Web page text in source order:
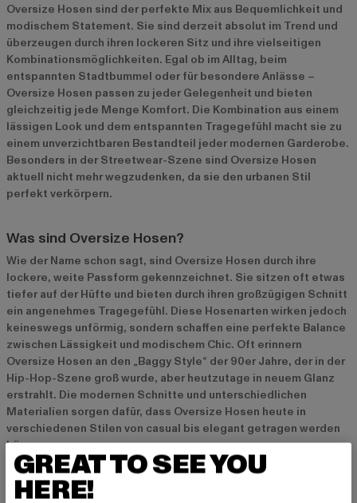
Oversize Hosen sind der perfekte Mix aus Bequemlichkeit und
modischem Statement. Sie sind derzeit absolut im Trend und
überzeugen durch ihren lockeren Sitz und ihre vielseitigen
Kombinationsmöglichkeiten. Egal ob im Alltag, beim
entspannten Stadtbummel oder für besondere Anlässe –
Oversize Hosen passen zu jeder Gelegenheit und bieten
gleichzeitig jede Menge Komfort. Die Kombination aus einem
lässigen Look und dem entspannten Tragegefühl macht sie zu
einem unverzichtbaren Bestandteil jeder modernen Garderobe.
Besonders in der Streetwear-Szene sind Oversize Hosen
aktuell nicht mehr wegzudenken, da sie den urbanen Stil
perfekt verkörpern.
Was sind Oversize Hosen?
Wie der Name schon sagt, sind Oversize Hosen durch ihre
lockere, weite Passform gekennzeichnet. Sie sitzen oft etwas
tiefer auf der Hüfte und bieten durch ihren großzügigen Schnitt
ein angenehmes Tragegefühl. Diese Hosenarten wirken jedoch
keineswegs unförmig, sondern schaffen eine perfekte Balance
zwischen Lässigkeit und modischem Chic. Oft erinnern
Oversize Hosen an den „Baggy Style“ der 90er Jahre, der in der
Hip-Hop-Szene groß wurde, aber heutzutage in neuem Glanz
erstrahlt. Die modernen Schnitte und unterschiedlichen
Materialien sorgen dafür, dass Oversize Hosen heute in
verschiedenen Stilen von casual bis elegant getragen werden
können.
Warum Oversize Hosen der perfekte Begleiter sind
GREAT TO SEE YOU
HERE!